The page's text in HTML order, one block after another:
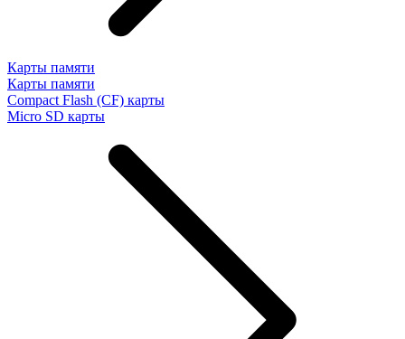
Карты памяти
Карты памяти
Compact Flash (CF) карты
Micro SD карты